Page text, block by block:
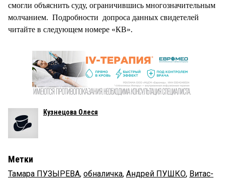
смогли объяснить суду, ограничившись многозначительным
молчанием. Подробности допроса данных свидетелей
читайте в следующем номере «КВ».
Кузнецова Олеся
Метки
Тамара ПУЗЫРЕВА, обналичка, Андрей ПУШКО, Витас-